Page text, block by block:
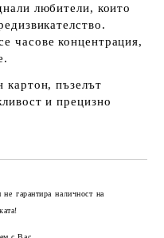
любители, които
часове концентрация,
картон, пъзелът
и прецизно
гарантира наличност на